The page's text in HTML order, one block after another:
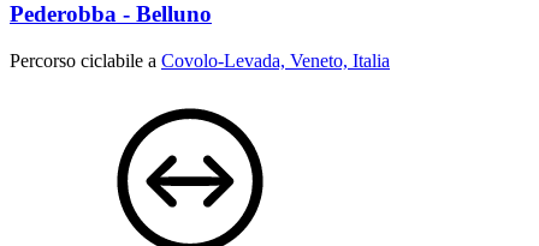
Pederobba - Belluno
Percorso ciclabile a Covolo-Levada, Veneto, Italia